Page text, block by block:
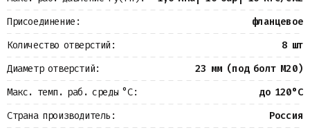
Присоединение:
фланцевое
Количество отверстий:
8 шт
Диаметр отверстий:
23 мм (под болт М20)
Макс. темп. раб. среды °С:
до 120°С
Страна производитель:
Россия